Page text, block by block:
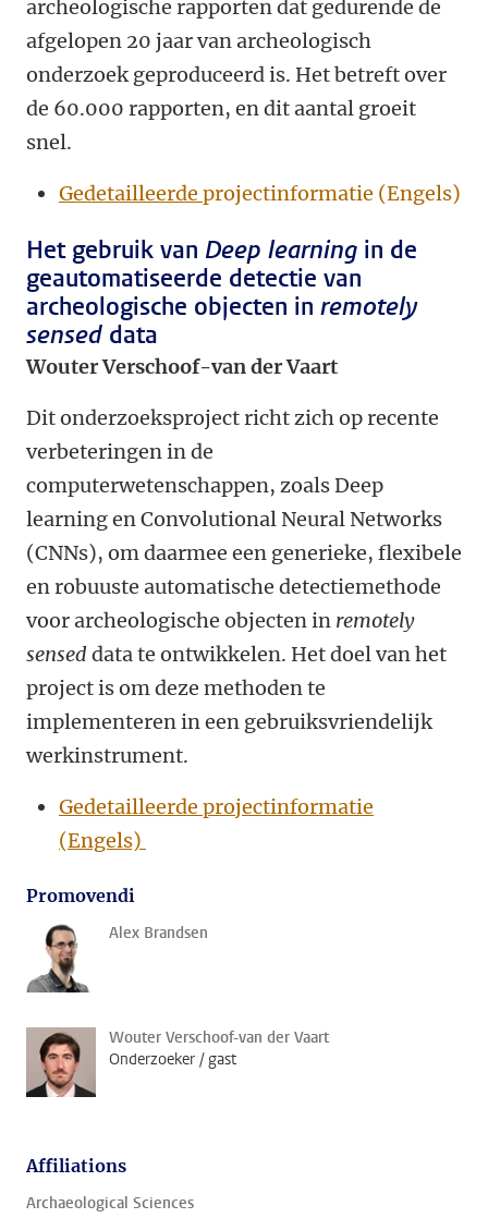
archeologische rapporten dat gedurende de
afgelopen 20 jaar van archeologisch
onderzoek geproduceerd is. Het betreft over
de 60.000 rapporten, en dit aantal groeit
snel.
Gedetailleerde projectinformatie (Engels)
Het gebruik van Deep learning in de
geautomatiseerde detectie van
archeologische objecten in remotely
sensed data
Wouter Verschoof-van der Vaart
Dit onderzoeksproject richt zich op recente
verbeteringen in de
computerwetenschappen, zoals Deep
learningen Convolutional Neural Networks
(CNNs), om daarmee een generieke, flexibele
en robuuste automatische detectiemethode
voor archeologische objecten in remotely
senseddata te ontwikkelen. Het doel van het
project is om deze methoden te
implementeren in een gebruiksvriendelijk
werkinstrument.
Gedetailleerde projectinformatie
(Engels)
Promovendi
Alex Brandsen
Wouter Verschoof-van der Vaart
Onderzoeker / gast
Affiliations
Archaeological Sciences